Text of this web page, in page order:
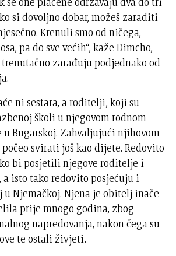
si dovoljno dobar, možeš zaraditi
Krenuli smo od ničega,
pa do sve većih“, kaže Dimcho,
zarađuju podjednako od
ni sestara, a roditelji, koji su
školi u njegovom rodnom
Bugarskoj. Zahvaljujući njihovom
svirati još kao dijete. Redovito
bi posjetili njegove roditelje i
isto tako redovito posjećuju i
Njemačkoj. Njena je obitelj inače
prije mnogo godina, zbog
napredovanja, nakon čega su
te ostali živjeti.